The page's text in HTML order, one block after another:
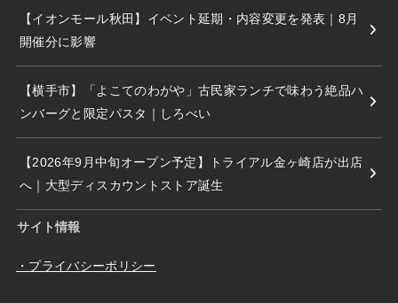
【イオンモール秋田】イベント延期・内容変更を発表｜8月
開催分に影響
【横手市】「よこてのわがや」古民家ランチで味わう絶品ハ
ンバーグと限定パスタ｜しろべい
【2026年9月中旬オープン予定】トライアル金ヶ崎店が出店
へ｜大型ディスカウントストア誕生
サイト情報
・プライバシーポリシー